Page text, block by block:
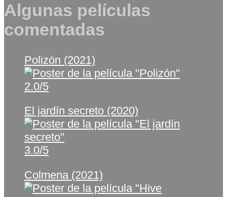
Algunas películas
comentadas
Polizón (2021)
2.0/5
El jardín secreto (2020)
3.0/5
Colmena (2021)